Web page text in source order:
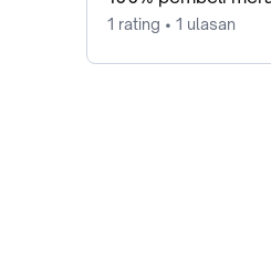
1 rating • 1 ulasan